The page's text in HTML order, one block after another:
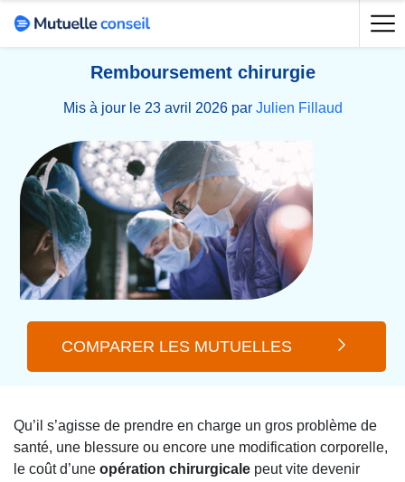
Remboursement chirurgie
Mis à jour le 23 avril 2026 par Julien Fillaud
COMPARER LES MUTUELLES
Qu’il s’agisse de prendre en charge un gros problème de
santé, une blessure ou encore une modification corporelle,
le coût d’une opération chirurgicale peut vite devenir